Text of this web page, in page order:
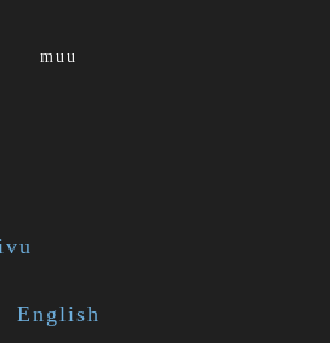
muu
English